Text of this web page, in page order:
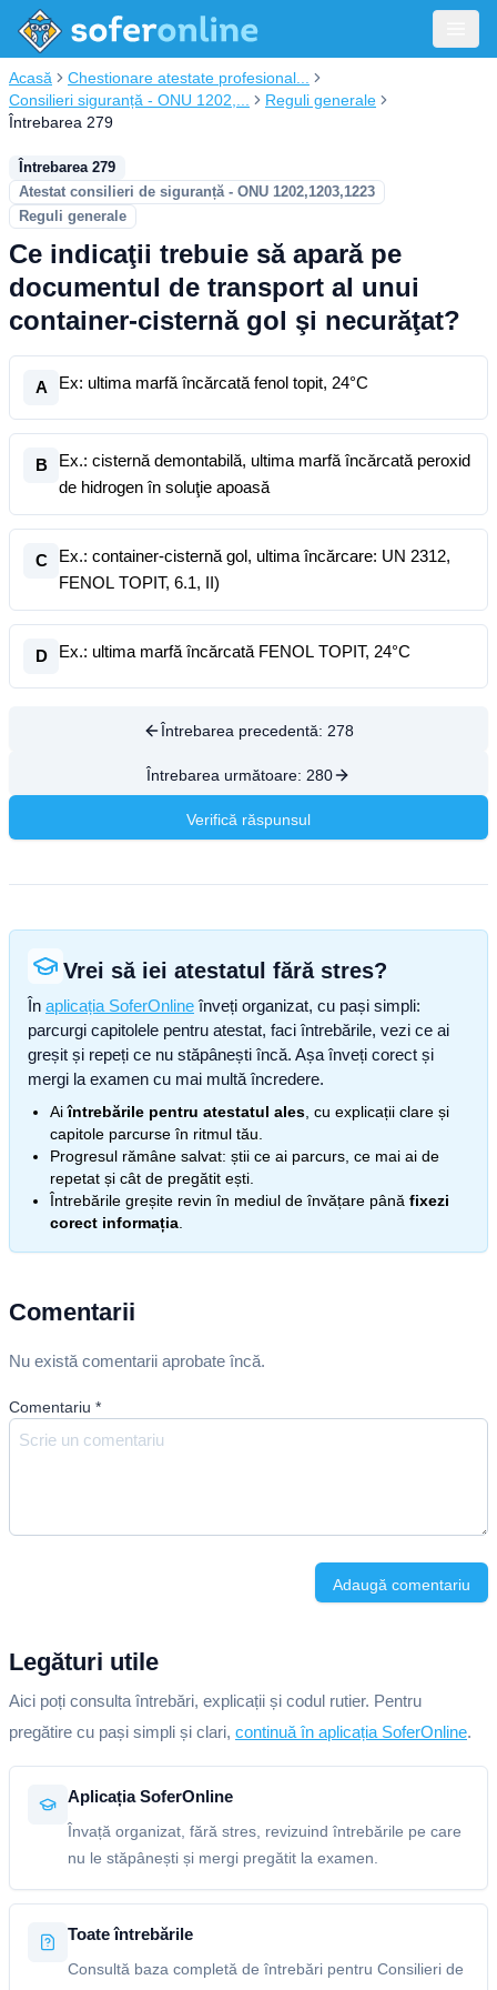
Acasă
Chestionare atestate profesional...
Consilieri siguranță - ONU 1202,...
Reguli generale
Întrebarea 279
Întrebarea 279
Atestat consilieri de siguranță - ONU 1202,1203,1223
Reguli generale
Ce indicaţii trebuie să apară pe
documentul de transport al unui
container-cisternă gol şi necurăţat?
A Ex: ultima marfă încărcată fenol topit, 24°C
B
Ex.: cisternă demontabilă, ultima marfă încărcată peroxid
de hidrogen în soluţie apoasă
C
Ex.: container-cisternă gol, ultima încărcare: UN 2312,
FENOL TOPIT, 6.1, II)
D Ex.: ultima marfă încărcată FENOL TOPIT, 24°C
Întrebarea precedentă: 278
Întrebarea următoare: 280
Verifică răspunsul
Vrei să iei atestatul fără stres?
În aplicația SoferOnline înveți organizat, cu pași simpli:
parcurgi capitolele pentru atestat, faci întrebările, vezi ce ai
greșit și repeți ce nu stăpânești încă. Așa înveți corect și
mergi la examen cu mai multă încredere.
Aiîntrebările pentru atestatul ales , cu explicații clare și
capitole parcurse în ritmul tău.
Progresul rămâne salvat: știi ce ai parcurs, ce mai ai de
repetat și cât de pregătit ești.
Întrebările greșite revin în mediul de învățare până fixezi
corect informația
Comentarii
Nu există comentarii aprobate încă.
Comentariu *
Adaugă comentariu
Legături utile
Aici poți consulta întrebări, explicații și codul rutier. Pentru
pregătire cu pași simpli și clari, continuă în aplicația SoferOnline.
Aplicația SoferOnline
Învață organizat, fără stres, revizuind întrebările pe care
nu le stăpânești și mergi pregătit la examen.
Toate întrebările
Consultă baza completă de întrebări pentru Consilieri de